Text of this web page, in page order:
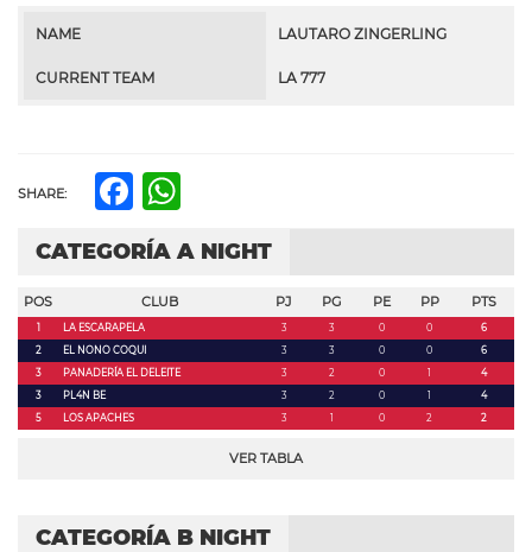
NAME LAUTARO ZINGERLING
CURRENT TEAM LA 777
SHARE: Facebook
CATEGORÍA A NIGHT
POS CLUB PJ PG PE PP PTS
1 LA ESCARAPELA 3 3 0 0
6
2
EL NONO COQUI 3 3 0 0
6
3
PANADERÍA EL DELEITE 3 2 0 1
4
3
PL4N BE 3 2 0 1
4
5
LOS APACHES 3 1 0 2 2
VER TABLA
CATEGORÍA B NIGHT